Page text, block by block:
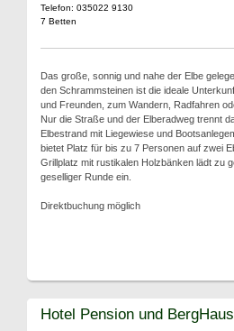
Telefon: 035022 9130
7 Betten
Das große, sonnig und nahe der Elbe
den Schrammsteinen ist die ideale
und Freunden, zum Wandern, Radfahren
Nur die Straße und der Elberadweg trennt
Elbestrand mit Liegewiese und
bietet Platz für bis zu 7 Personen auf zwei
Grillplatz mit rustikalen Holzbänken lädt zu
geselliger Runde ein.
Direktbuchung möglich
Hotel Pension und